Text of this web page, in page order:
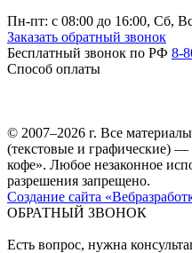
Пн-пт: c 08:00 до 16:00, Сб,
Заказать обратный звонок
Бесплатный звонок по РФ 8-
Способ оплаты
© 2007–2026 г. Все
(текстовые и графические)
кофе». Любое незаконное
разрешения запрещено.
Создание сайта
ОБРАТНЫЙ ЗВОНОК
Есть вопрос, нужна